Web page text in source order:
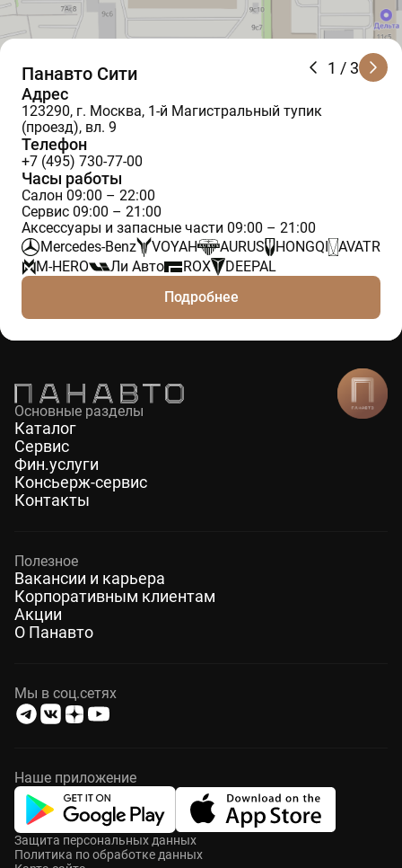
1 / 3
Панавто Сити
Адрес
123290, г. Москва, 1-й Магистральный тупик
(проезд), вл. 9
Телефон
+7 (495) 730-77-00
Часы работы
Салон 09:00 – 22:00
Сервис 09:00 – 21:00
Аксессуары и запасные части 09:00 – 21:00
Mercedes-Benz
VOYAH AURUS HONGQI
AVATR
M-HERO
Ли Авто ROX
DEEPAL
Подробнее
Основные разделы
Каталог
Сервис
Фин.услуги
Консьерж-сервис
Контакты
Полезное
Вакансии и карьера
Корпоративным клиентам
Акции
О Панавто
Мы в соц.сетях
Наше приложение
Защита персональных данных
Политика по обработке данных